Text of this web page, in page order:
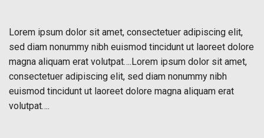
Lorem ipsum dolor sit amet, consectetuer adipiscing elit,
sed diam nonummy nibh euismod tincidunt ut laoreet dolore
magna aliquam erat volutpat….Lorem ipsum dolor sit amet,
consectetuer adipiscing elit, sed diam nonummy nibh
euismod tincidunt ut laoreet dolore magna aliquam erat
volutpat….